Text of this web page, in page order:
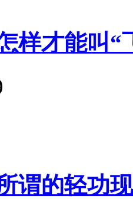
样才能叫“
谓的轻功